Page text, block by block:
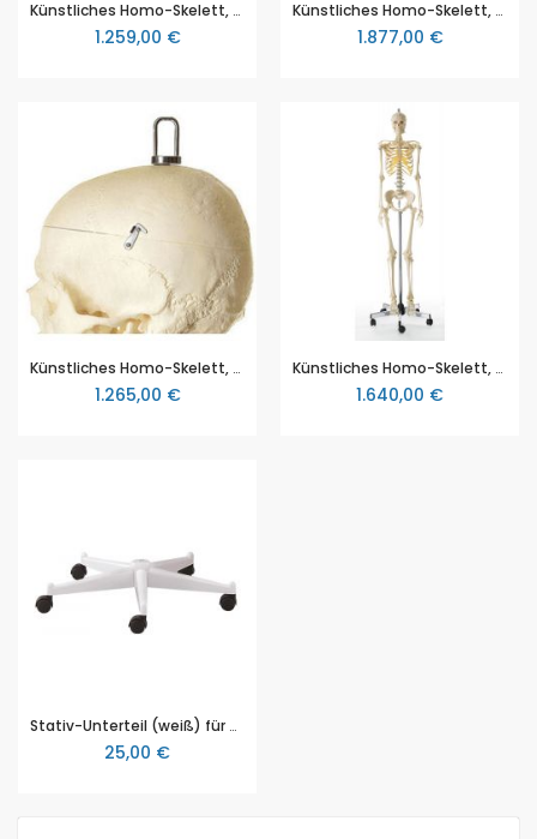
Künstliches Homo-Skelett, weiblich, in natürlicher Größe, von SOMSO® (QS 10/7), aus SOMSO-Plast®, teilweise zerlegbar, Höhe ca. 171cm, auf Stativ OHNE Rollen
1.259,00 €
Künstliches Homo-Skelett, weiblich, natürliche Größe, von SOMSO® (QS 10/13GA), aus SOMSO-Plast®, teilweise zerlegbar, wie QS 10/13, mit beweglicher Brustkorbmontage und Teleskopbruststütze, auf Hängestativ, Höhe ca. 171cm
1.877,00 €
Künstliches Homo-Skelett, weiblich, in natürlicher Größe, von SOMSO® (QS 10/10), aus SOMSO-Plast®, wie QS 10/8, jedoch mit Aufhängevorrichtung am Schädel (ohne Stativ), Höhe ca. 171cm
1.265,00 €
Künstliches Homo-Skelett, weiblich, natürliche Größe, von SOMSO® (QS 10/13), Ausführung wie QS 10/7, jedoch mit beweglicher Wirbelsäule und Hängestativ, aus SOMSO-Plast®, teilweise zerlegbar, Höhe ca. 171cm
1.640,00 €
Stativ-Unterteil (weiß) für Ganzkörperskelett, Erler & Zimmer (EZ 8088)
25,00 €